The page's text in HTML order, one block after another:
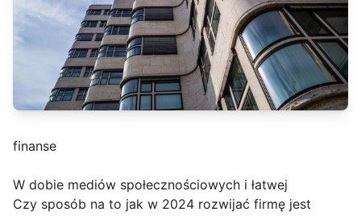
finanse
W dobie mediów społecznościowych i łatwej
Czy sposób na to jak w 2024 rozwijać firmę jest